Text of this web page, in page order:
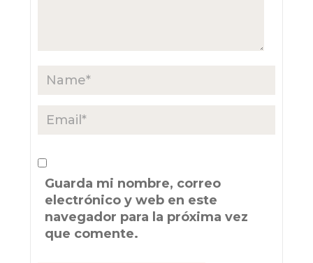
Guarda mi nombre, correo
electrónico y web en este
navegador para la próxima vez
que comente.